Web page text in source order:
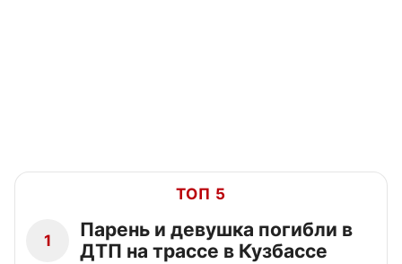
ТОП 5
1
Парень и девушка погибли в
ДТП на трассе в Кузбассе